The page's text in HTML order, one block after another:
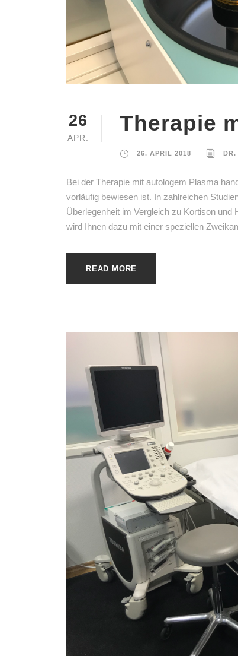
26
APR.
Therapie
26. APRIL 2018
Bei der Therapie mit autologem Plasma
vorläufig bewiesen ist. In zahlreichen
Überlegenheit im Vergleich zu Kortison
wird Ihnen dazu mit einer speziellen
READ MORE